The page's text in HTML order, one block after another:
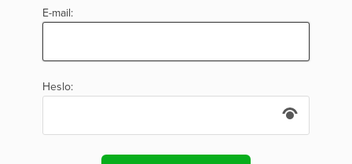
E-mail:
Heslo: